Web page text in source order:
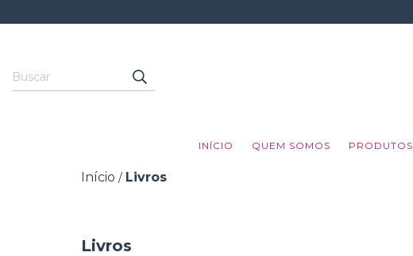
INÍCIO QUEM SOMOS PRODUTOS
Início / Livros
Livros